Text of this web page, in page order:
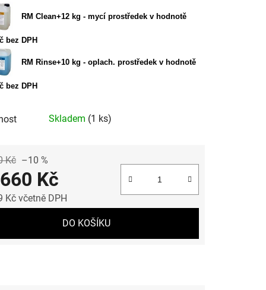
RM Clean+12 kg - mycí prostředek v hodnotě
bez DPH
RM Rinse+10 kg - oplach. prostředek v hodnotě
bez DPH
Skladem (1 ks)
Kč –10 %
Kč
Kč včetně DPH
DO KOŠÍKU